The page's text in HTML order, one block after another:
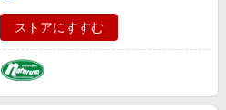
ストアにすすむ